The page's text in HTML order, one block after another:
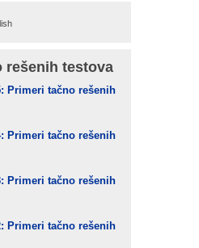
rešenih testova
Primeri tačno rešenih
Primeri tačno rešenih
Primeri tačno rešenih
Primeri tačno rešenih